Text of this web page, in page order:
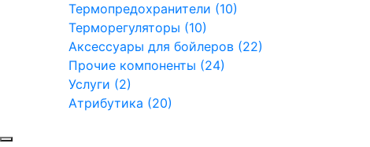
Термопредохранители (10)
Терморегуляторы (10)
Аксессуары для бойлеров (22)
Прочие компоненты (24)
Услуги (2)
Атрибутика (20)